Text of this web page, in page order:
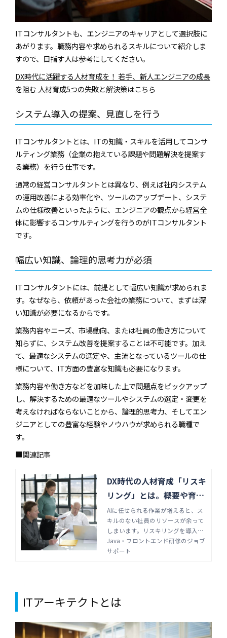
ITコンサルタントも、エンジニアのキャリアとして選択肢に
あがります。職務内容や求められるスキルについて紹介しま
すので、目指す人は参考にしてください。
DX時代に活躍する人材育成を！ 若手、新人エンジニアの成長
を阻む 人材育成5つの失敗と解決策はこちら
システム導入の提案、見直しを行う
ITコンサルタントとは、ITの知識・スキルを活用してコンサ
ルティング業務（企業の抱えている課題や問題解決を提案す
る業務）を行う仕事です。
通常の経営コンサルタントとは異なり、例えば社内システム
の運用改善による効率化や、ツールのアップデート、システ
ムの仕様改善といったように、エンジニアの観点から経営全
体に影響するコンサルティングを行うのがITコンサルタント
です。
幅広い知識、論理的思考力が必須
ITコンサルタントには、前提として幅広い知識が求められま
す。なぜなら、依頼があった会社の業務について、まずは深
い知識が必要になるからです。
業務内容やニーズ、市場動向、または社員の働き方について
知らずに、システム改善を提案することは不可能です。加え
て、最適なシステムの選定や、主流となっているツールの仕
様について、IT方面の豊富な知識も必要になります。
業務内容や働き方などを加味した上で問題点をピックアップ
し、解決するための最適なツールやシステムの選定・変更を
考えなければならないことから、論理的思考力、そしてエン
ジニアとしての豊富な経験やノウハウが求められる職種で
す。
■関連記事
DX時代の人材育成「リスキ
リング」とは。概要や育成
方法を紹介 | Java・フロン
トエンド研修のジョブサポ
ート
AIに任せられる作業が増えると、ス
キルのない社員のリソースが余って
しまいます。リスキリングを導入す
ることで、業務を失いそうな既存社
員を効果的に再教育することが可能
Java・フロントエンド研修のジョブ
サポート
ITアーキテクトとは